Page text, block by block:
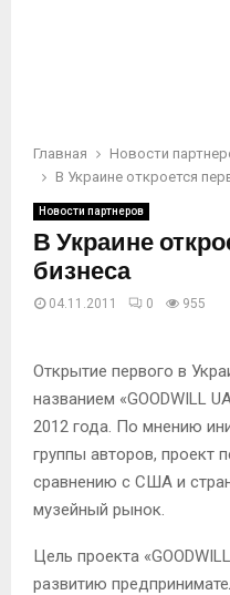
Главная
Новости
В Украине откроется
Новости партнеров
В Украине
бизнеса
04.11.2011 0 955
Открытие первого в
названием «GOODWILL
2012 года. По мнению
группы авторов, проект
сравнению с США и
музейный рынок.
Цель проекта
развитию